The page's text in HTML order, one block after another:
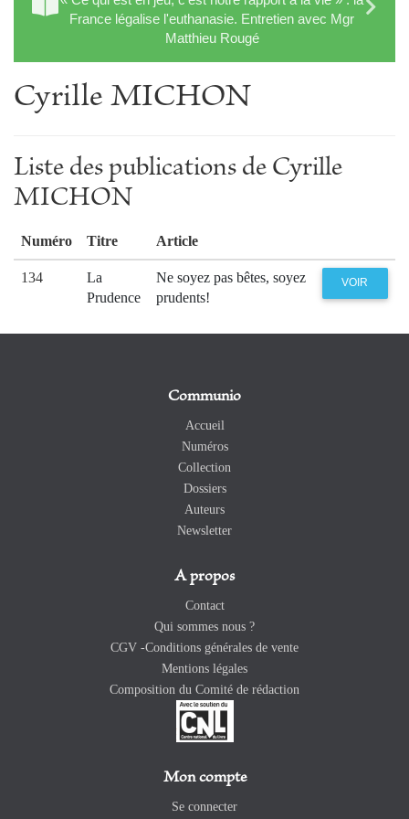
France légalise l'euthanasie. Entretien avec Mgr
Matthieu Rougé
Cyrille MICHON
Liste des publications de Cyrille
MICHON
Numéro Titre Article
134
La
Prudence
Ne soyez pas bêtes, soyez
prudents!
VOIR
Communio
Accueil
Numéros
Collection
Dossiers
Auteurs
Newsletter
A propos
Contact
Qui sommes nous ?
CGV -Conditions générales de vente
Mentions légales
Composition du Comité de rédaction
Mon compte
Se connecter